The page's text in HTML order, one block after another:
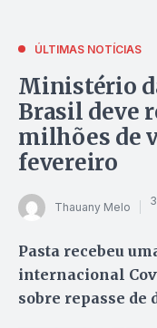
ÚLTIMAS NOTÍCIAS
Ministério
Brasil deve
milhões de
fevereiro
Thauany Melo
Pasta recebeu
internacional
sobre repasse de